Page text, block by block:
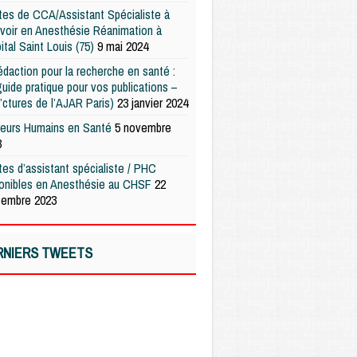
de CCA/Assistant Spécialiste à
en Anesthésie Réanimation à
Saint Louis (75) 9 mai 2024
pour la recherche en santé :
pratique pour vos publications –
de l’AJAR Paris) 23 janvier 2024
Humains en Santé 5 novembre
d’assistant spécialiste / PHC
en Anesthésie au CHSF 22
2023
TWEETS